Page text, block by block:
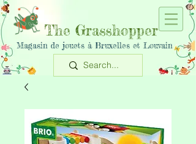
The Grasshopper
Magasin de jouets à Bruxelles et Louvain